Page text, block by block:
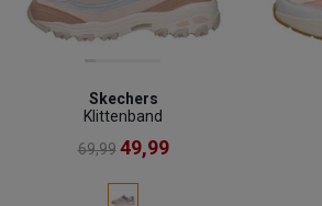
Skechers
Klittenband
69,99 49,99